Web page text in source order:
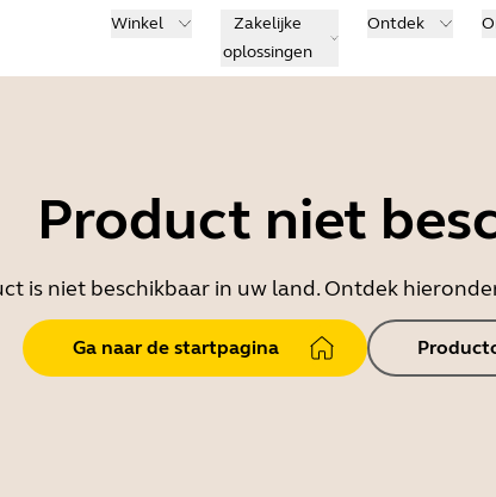
Winkel
Zakelijke
oplossingen
Ontdek
Product niet
is niet beschikbaar in uw land. Ontdek
Ga naar de startpagina